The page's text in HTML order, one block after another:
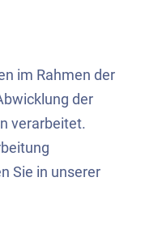
im Rahmen der
der
verarbeitet.
Sie in unserer